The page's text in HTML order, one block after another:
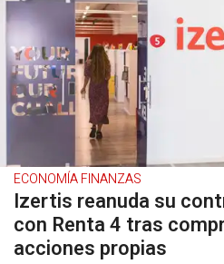
ECONOMÍA FINANZAS
Izertis reanuda su
con Renta 4 tras
acciones propias